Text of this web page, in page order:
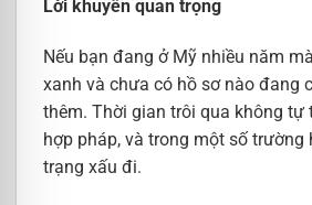
Lời khuyên quan trọng
Nếu bạn đang ở Mỹ nhiều năm
xanh và chưa có hồ sơ nào đang
thêm. Thời gian trôi qua không tự
hợp pháp, và trong một số trường
trạng xấu đi.